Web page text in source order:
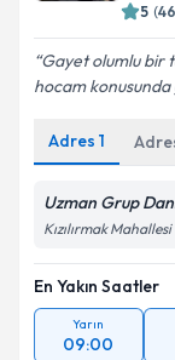
Kişisel
Metni
5 (
Gayet olumlu bir
hocam
Adres 1
Uzman Grup
Kızılırmak
En Yakın Saatler
Yarın
09:00